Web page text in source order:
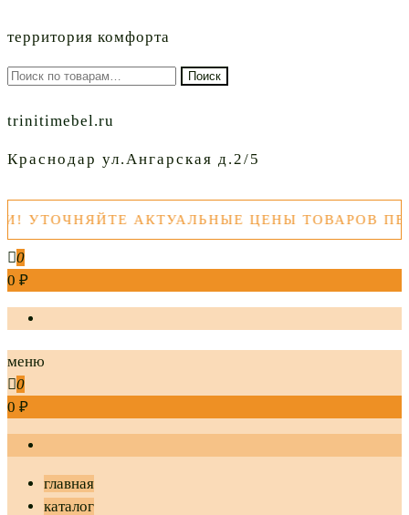
территория комфорта
Искать: Поиск
trinitimebel.ru
Краснодар ул.Ангарская д.2/5
АКТУАЛЬНЫЕ ЦЕНЫ ТОВАРОВ ПЕРЕД
0
0 ₽
меню
0
0 ₽
главная
каталог